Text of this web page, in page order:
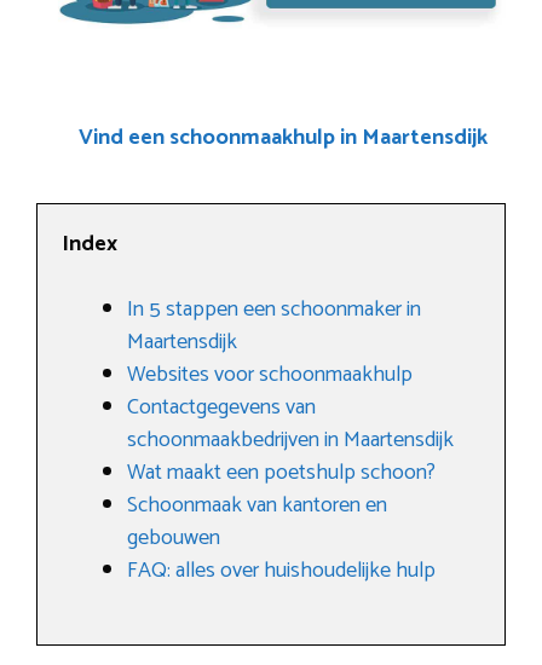
Vind een schoonmaakhulp in Maartensdijk
Index
In 5 stappen een schoonmaker in
Maartensdijk
Websites voor schoonmaakhulp
Contactgegevens van
schoonmaakbedrijven in Maartensdijk
Wat maakt een poetshulp schoon?
Schoonmaak van kantoren en
gebouwen
FAQ: alles over huishoudelijke hulp